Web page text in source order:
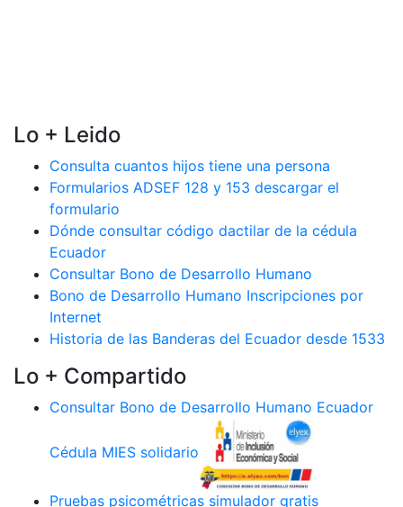
Lo + Leido
Consulta cuantos hijos tiene una persona
Formularios ADSEF 128 y 153 descargar el
formulario
Dónde consultar código dactilar de la cédula
Ecuador
Consultar Bono de Desarrollo Humano
Bono de Desarrollo Humano Inscripciones por
Internet
Historia de las Banderas del Ecuador desde 1533
Lo + Compartido
Consultar Bono de Desarrollo Humano Ecuador
Cédula MIES solidario
Pruebas psicométricas simulador gratis